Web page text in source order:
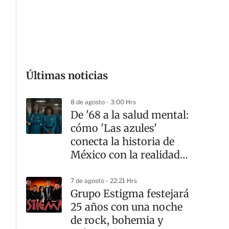
Últimas noticias
8 de agosto - 3:00 Hrs
De '68 a la salud mental:
cómo 'Las azules'
conecta la historia de
México con la realidad
7 de agosto - 22:21 Hrs
Grupo Estigma festejará
25 años con una noche
de rock, bohemia y